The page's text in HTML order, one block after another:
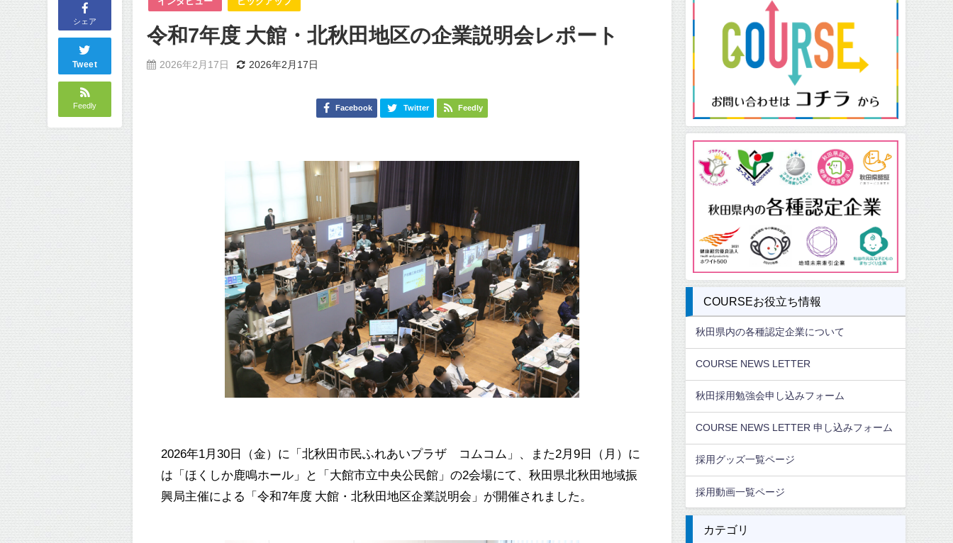
シェア
Tweet
Feedly
令和7年度 大館・北秋田地区の企業説明会レポート
2026年2月17日 2026年2月17日
Facebook Twitter Feedly
2026年1 月30 日（金）に「北秋田市民ふれあいプラザ コムコム」、また2 月9 日（月）に
は「ほくしか鹿鳴ホール」と「大館市立中央公民館」の2会場にて、秋田県北秋田地域振
興局主催による「令和7年度 大館・北秋田地区企業説明会」が開催されました。
COURSEお役立ち情報
秋田県内の各種認定企業について
COURSE NEWS LETTER
秋田採用勉強会申し込みフォーム
COURSE NEWS LETTER 申し込みフォーム
採用グッズ一覧ページ
採用動画一覧ページ
カテゴリ